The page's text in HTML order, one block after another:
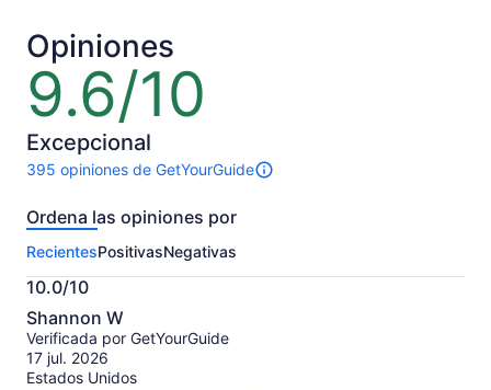
por
adulto
Opiniones
9.6/10
9.6
de
10
Excepcional
395 opiniones de GetYourGuide
395
sobre
actividad.
Más
información
sobre
las
opiniones
verificadas
Ordena las opiniones por
RecientesPositivasNegativas
10.0/10
10.0
de
10
Shannon W
Verificada por GetYourGuide
17 jul. 2026
Estados Unidos